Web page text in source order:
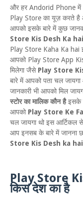
और हर Andorid Phone में
Play Store का यूज़ करते है
आपको इसके बारे में कुछ
Store Kis Desh Ka hai
Play Store Kaha Ka hai
आपको Play Store App
मिलेगा जैसे Play Store
बारे में आपको पता चल
जानकारी भी आपको मिल
स्टोर का मालिक कौन हैइसके
आपको Play Store Ke
चल जायगा थो इस आर्टिकल
आप इनसब के बारे में जानना
Store Kis Desh ka hai
Play Store
किस देश का है